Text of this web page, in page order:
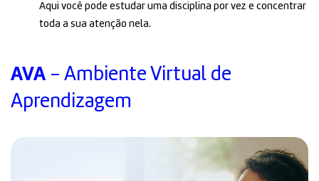
Aqui você pode estudar uma disciplina por vez e concentrar
toda a sua atenção nela.
AVA - Ambiente Virtual de
Aprendizagem